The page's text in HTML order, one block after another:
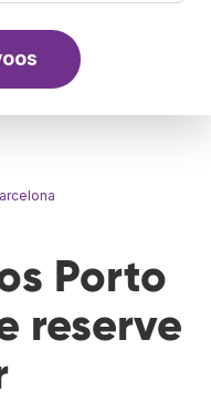
Porto
reserve